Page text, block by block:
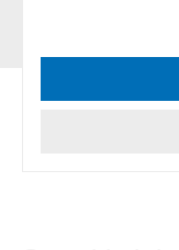
Calificación